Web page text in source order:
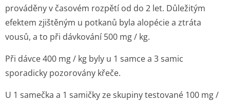
prováděny v časovém rozpětí od do 2 let. Důležitým
efektem zjištěným u potkanů byla alopécie a ztráta
vousů, a to při dávkování 500 mg / kg.
Při dávce 400 mg / kg byly u 1 samce a 3 samic
sporadicky pozorovány křeče.
U 1 samečka a 1 samičky ze skupiny testované 100 mg /